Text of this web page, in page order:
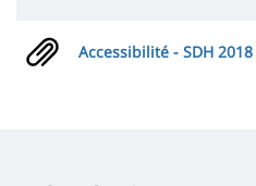
Accessibilité - SDH